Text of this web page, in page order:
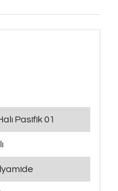
Pasifik 01